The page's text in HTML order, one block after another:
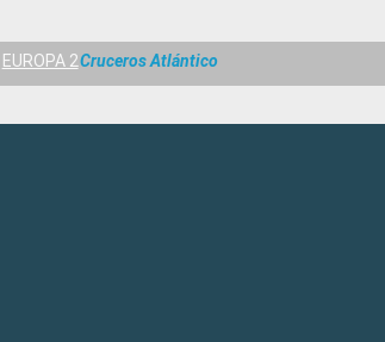
EUROPA 2Cruceros Atlántico